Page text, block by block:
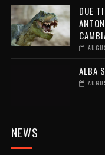
DUE
ALBA
NEWS